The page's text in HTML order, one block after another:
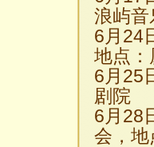
浪屿音
6月24
地点：
6月25
剧院
6月28
会，地